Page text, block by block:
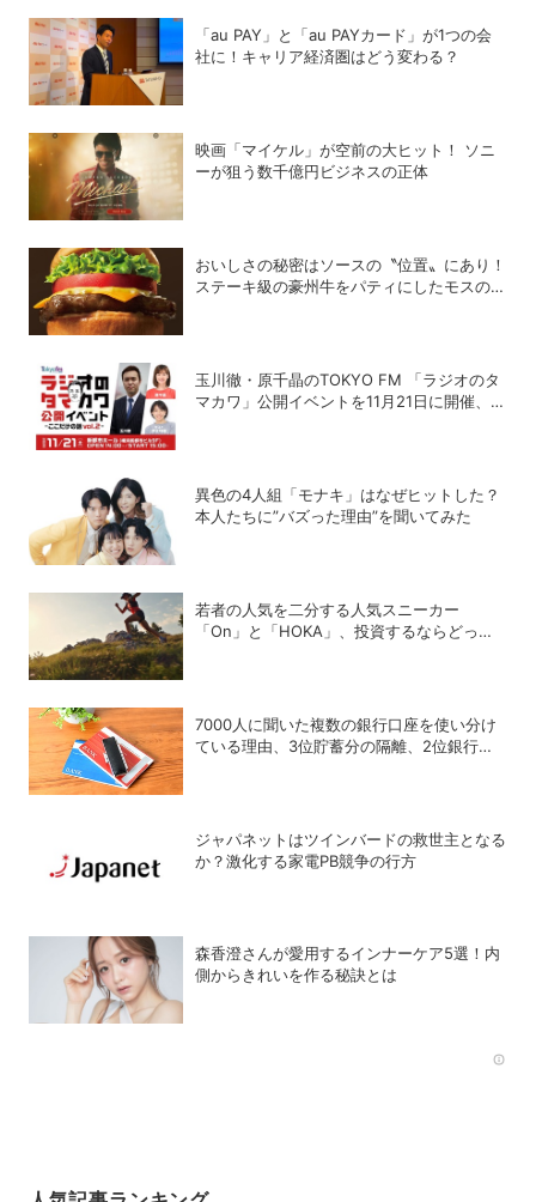
「au PAY」と「au PAYカード」が1つの会
社に！キャリア経済圏はどう変わる？
映画「マイケル」が空前の大ヒット！ ソニ
ーが狙う数千億円ビジネスの正体
おいしさの秘密はソースの〝位置〟にあり！
ステーキ級の豪州牛をパティにしたモスの
玉川徹・原千晶のTOKYO FM 「ラジオのタ
マカワ」公開イベントを11月21日に開催、ゲ
異色の4人組「モナキ」はなぜヒットした？
本人たちに”バズった理由”を聞いてみた
若者の人気を二分する人気スニーカー
「On」と「HOKA」、投資するならどっ
7000人に聞いた複数の銀行口座を使い分け
ている理由、3位貯蓄分の隔離、2位銀行メ
ジャパネットはツインバードの救世主となる
か？激化する家電PB競争の行方
森香澄さんが愛用するインナーケア5選！内
側からきれいを作る秘訣とは